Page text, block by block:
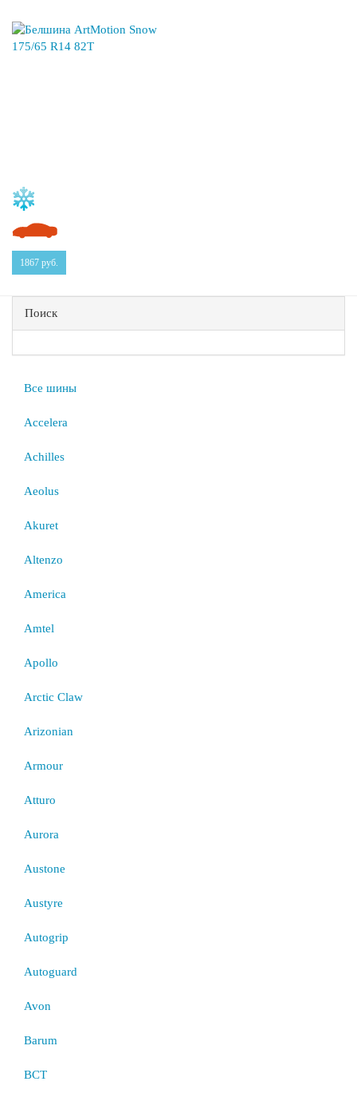
1867 руб.
Поиск
Все шины
Accelera
Achilles
Aeolus
Akuret
Altenzo
America
Amtel
Apollo
Arctic Claw
Arizonian
Armour
Atturo
Aurora
Austone
Austyre
Autogrip
Autoguard
Avon
Barum
BCT